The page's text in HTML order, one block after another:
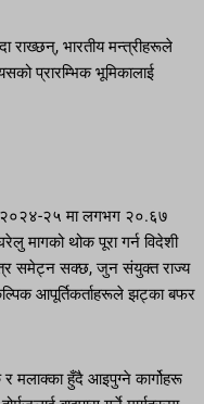
राख्छन्, भारतीय मन्त्रीहरूले
प्रारम्भिक भूमिकालाई
२०२४-२५ मा लगभग २०.६७
मागको थोक पूरा गर्न विदेशी
समेट्न सक्छ, जुन संयुक्त राज्य
आपूर्तिकर्ताहरूले झट्का बफर
मलाक्का हुँदै आइपुग्ने कार्गोहरू